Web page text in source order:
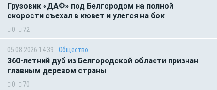
Грузовик «ДАФ» под Белгородом на полной
скорости съехал в кювет и улегся на бок
0 72
05.08.2026 14:39 Общество
360-летний дуб из Белгородской области признан
главным деревом страны
0 70